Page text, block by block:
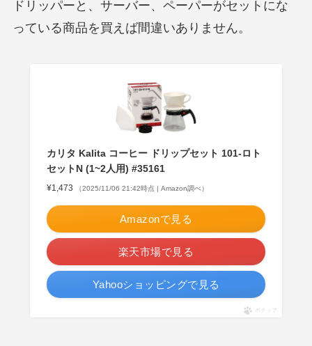
ドリッパーと、サーバー、ペーパーがセットにな
っている商品を買えば間違いありません。
カリタ Kalita コーヒー ドリップセット 101-ロト
セットN (1~2人用) #35161
¥1,473 （2025/11/06 21:42時点 | Amazon調べ）
Amazonで見る
楽天市場で見る
Yahooショッピングで見る
ポチップ